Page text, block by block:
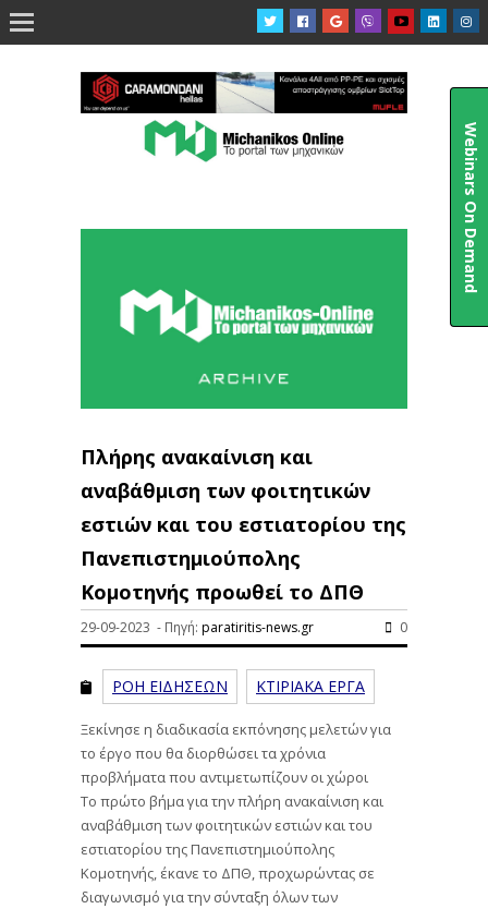

Πλήρης ανακαίνιση και
αναβάθμιση των φοιτητικών
εστιών και του εστιατορίου της
Πανεπιστημιούπολης
Κομοτηνής προωθεί το ΔΠΘ
29-09-2023 - Πηγή: paratiritis-news.gr 0
ΡΟΗ ΕΙΔΗΣΕΩΝ ΚΤΙΡΙΑΚΑ ΕΡΓΑ
Ξεκίνησε η διαδικασία εκπόνησης μελετών για
το έργο που θα διορθώσει τα χρόνια
προβλήματα που αντιμετωπίζουν οι χώροι
Το πρώτο βήμα για την πλήρη ανακαίνιση και
αναβάθμιση των φοιτητικών εστιών και του
εστιατορίου της Πανεπιστημιούπολης
Κομοτηνής, έκανε το ΔΠΘ, προχωρώντας σε
διαγωνισμό για την σύνταξη όλων των
Webinars On Demand